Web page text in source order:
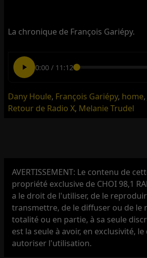
La chronique de François Gariépy.
0:00/ 11:12
Dany Houle, François Gariépy, home,
Retour de Radio X, Melanie Trudel
AVERTISSEMENT: Le contenu de
propriété exclusive de CHOI 98,1
a le droit de l'utiliser, de le
transmettre, de le diffuser ou de le
totalité ou en partie, à sa seule
est la seule à avoir, en exclusivité,
autoriser l'utilisation.